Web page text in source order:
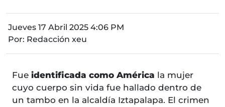
Jueves 17 Abril 2025 4:06 PM
Por: Redacción xeu
Fue identificada como América la mujer
cuyo cuerpo sin vida fue hallado dentro de
un tambo en la alcaldía Iztapalapa. El crimen